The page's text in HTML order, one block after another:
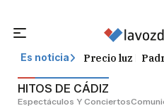
Es noticia Precio luz
HITOS DE CÁDIZ
Espectáculos Y Conciertos